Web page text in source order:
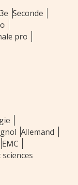
3e Seconde
pro
Allemand
EMC